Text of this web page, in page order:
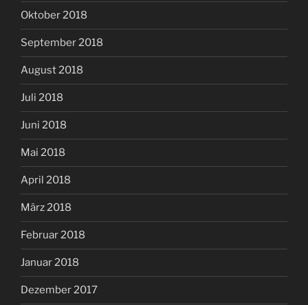
Oktober 2018
September 2018
August 2018
Juli 2018
Juni 2018
Mai 2018
April 2018
März 2018
Februar 2018
Januar 2018
Dezember 2017